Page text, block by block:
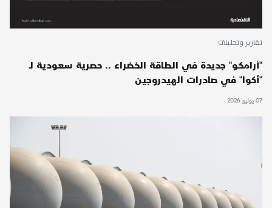
تقارير وتحليلات
"أرامكو" جديدة في الطاقة الخضراء .. حصرية سعودية لـ
"أكوا" في صادرات الهيدروجين
07 يوليو 2026